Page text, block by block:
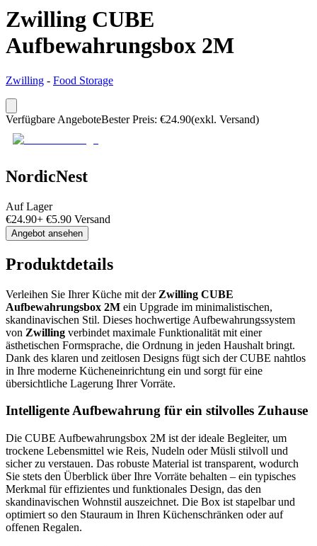
Zwilling CUBE
Aufbewahrungsbox 2M
Zwilling - Food Storage
Verfügbare AngeboteBester Preis: €24.90(exkl. Versand)
NordicNest
Auf Lager
€24.90+ €5.90 Versand
Angebot ansehen
Produktdetails
Verleihen Sie Ihrer Küche mit der Zwilling CUBE
Aufbewahrungsbox 2M ein Upgrade im minimalistischen,
skandinavischen Stil. Dieses hochwertige Aufbewahrungssystem
von Zwilling verbindet maximale Funktionalität mit einer
ästhetischen Formsprache, die Ordnung in jeden Haushalt bringt.
Dank des klaren und zeitlosen Designs fügt sich der CUBE nahtlos
in Ihre moderne Kücheneinrichtung ein und sorgt für eine
übersichtliche Lagerung Ihrer Vorräte.
Intelligente Aufbewahrung für ein stilvolles Zuhause
Die CUBE Aufbewahrungsbox 2M ist der ideale Begleiter, um
trockene Lebensmittel wie Reis, Nudeln oder Müsli stilvoll und
sicher zu verstauen. Das robuste Material ist transparent, wodurch
Sie stets den Überblick über Ihre Vorräte behalten – ein typisches
Merkmal für effizientes und funktionales Design, das den
skandinavischen Wohnstil auszeichnet. Die Box ist stapelbar und
optimiert so den Stauraum in Ihren Küchenschränken oder auf
offenen Regalen.